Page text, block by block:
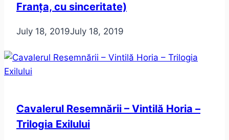
Franța, cu sinceritate)
July 18, 2019July 18, 2019
Cavalerul Resemnării – Vintilă Horia –
Trilogia Exilului